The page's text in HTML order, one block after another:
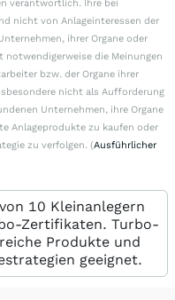
verantwortlich. Ihre bei
nicht von Anlageinteressen der
ihrer Organe oder
die Meinungen
bzw. der Organe ihrer
nicht als Aufforderung
Unternehmen, ihre Organe
Anlageprodukte zu kaufen oder
zu verfolgen. (Ausführlicher
10 Kleinanlegern
Zertifikaten. Turbo-
Produkte und
geeignet.